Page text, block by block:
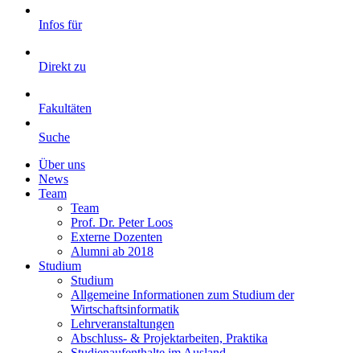
Infos für
Direkt zu
Fakultäten
Suche
Über uns
News
Team
Team
Prof. Dr. Peter Loos
Externe Dozenten
Alumni ab 2018
Studium
Studium
Allgemeine Informationen zum Studium der
Wirtschaftsinformatik
Lehrveranstaltungen
Abschluss- & Projektarbeiten, Praktika